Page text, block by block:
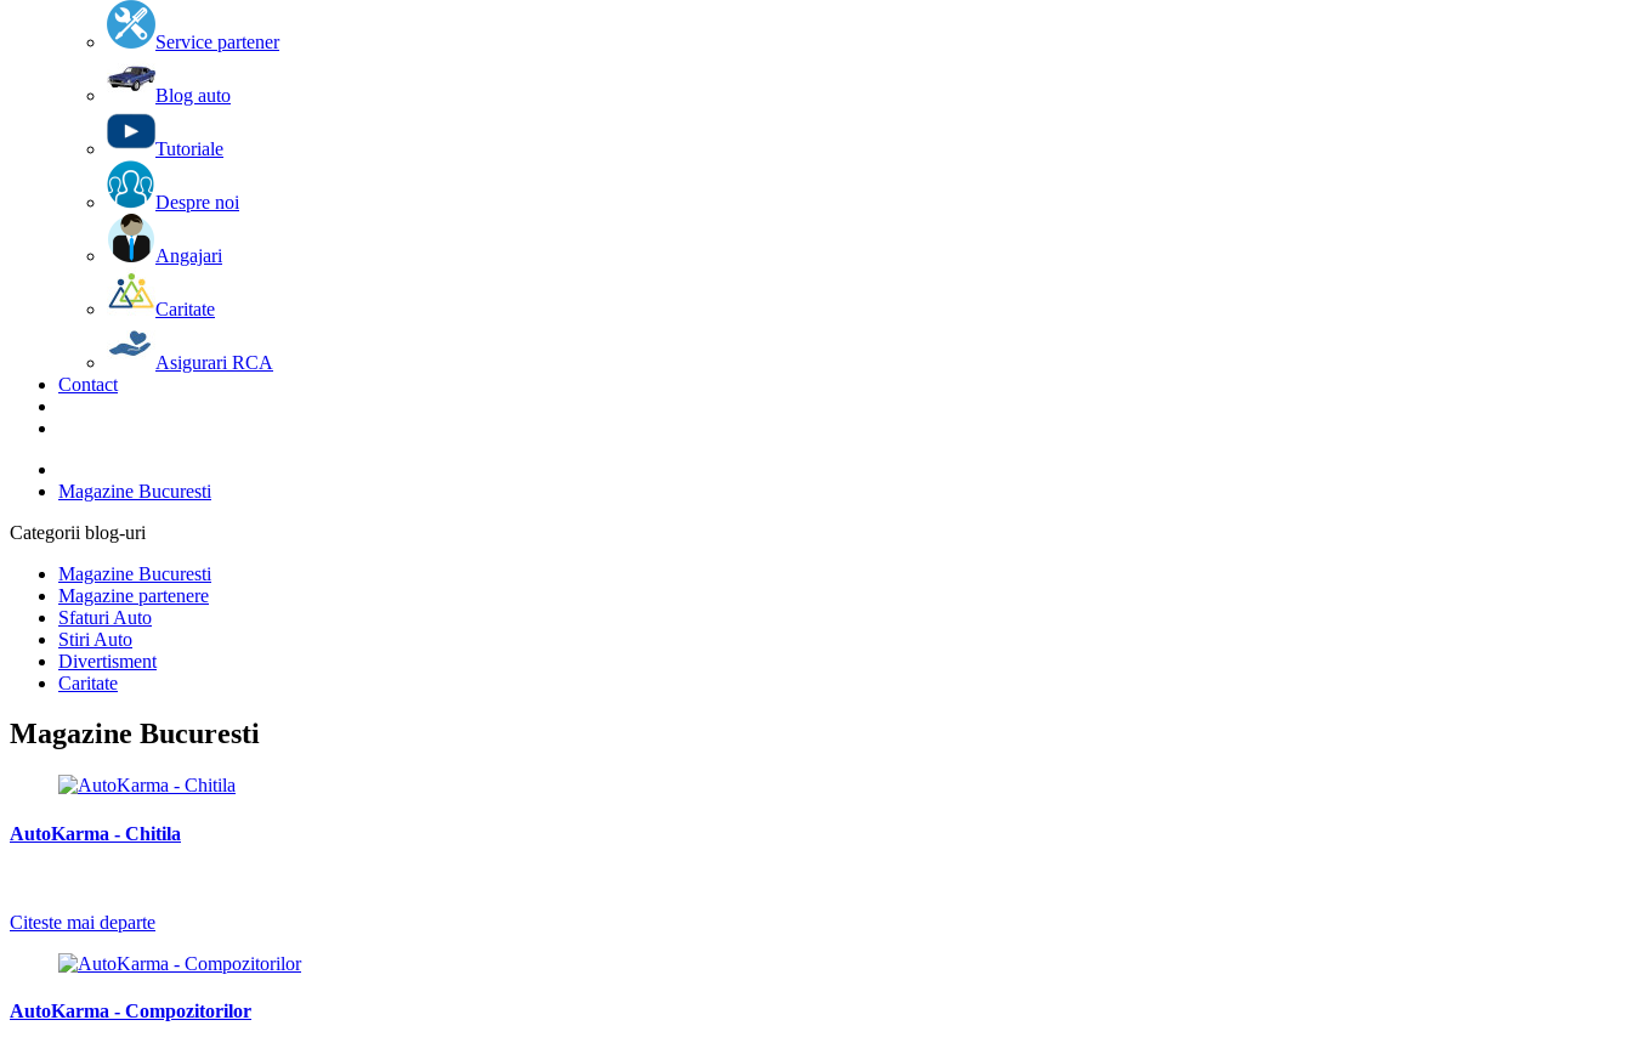
Service partener
Blog auto
Tutoriale
Despre noi
Angajari
Caritate
Asigurari RCA
Contact
Magazine Bucuresti
Categorii blog-uri
Magazine Bucuresti
Magazine partenere
Sfaturi Auto
Stiri Auto
Divertisment
Caritate
Magazine Bucuresti
AutoKarma - Chitila
Citeste mai departe
AutoKarma - Compozitorilor